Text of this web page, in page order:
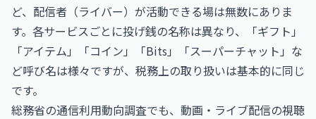
ど、配信者（ライバー）が活動できる場は無数にありま
す。各サービスごとに投げ銭の名称は異なり、「ギフト」
「アイテム」「コイン」「Bits」「スーパーチャット」な
ど呼び名は様々ですが、税務上の取り扱いは基本的に同じ
です。
総務省の通信利用動向調査でも、動画・ライブ配信の視聴